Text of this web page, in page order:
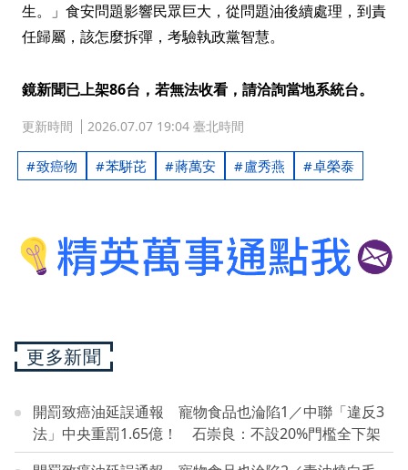
生。」食安問題影響民眾巨大，從問題油後續處理，到責
任歸屬，該怎麼拆彈，考驗執政黨智慧。
鏡新聞已上架86台，若無法收看，請洽詢當地系統台。
更新時間 2026.07.07 19:04 臺北時間
致癌物 苯駢芘 蔣萬安 盧秀燕 卓榮泰
更多新聞
開罰致癌油延誤通報 寵物食品也淪陷1／中聯「違反3
法」中央重罰1.65億！ 石崇良：不設20%門檻全下架